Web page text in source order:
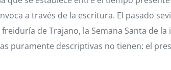
a través de la escritura. El pasado
de Trajano, la Semana Santa de
puramente descriptivas no tienen: el